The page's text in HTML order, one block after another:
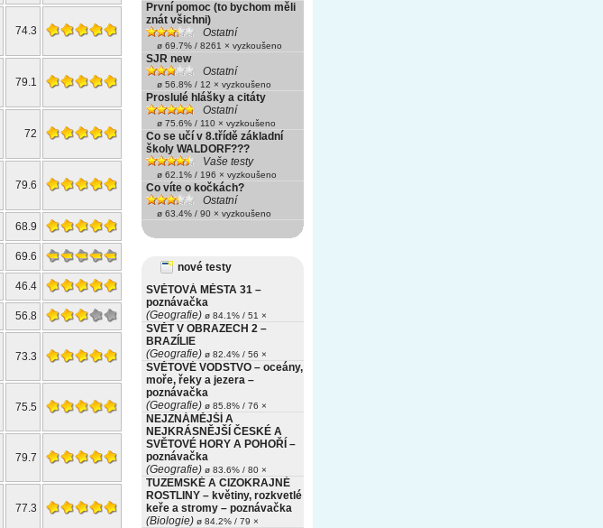
74.3
79.1
72
79.6
68.9
69.6
46.4
56.8
73.3
75.5
79.7
77.3
První pomoc (to bychom měli
znát všichni)
Ostatní
ø 69.7% / 8261 × vyzkoušeno
SJR new
Ostatní
ø 56.8% / 12 × vyzkoušeno
Proslulé hlášky a citáty
Ostatní
ø 75.6% / 110 × vyzkoušeno
Co se učí v 8.třídě základní
školy WALDORF???
Vaše testy
ø 62.1% / 196 × vyzkoušeno
Co víte o kočkách?
Ostatní
ø 63.4% / 90 × vyzkoušeno
nové testy
SVĚTOVÁ MĚSTA 31 –
poznávačka
(Geografie) ø 84.1% / 51 ×
SVĚT V OBRAZECH 2 –
BRAZÍLIE
(Geografie) ø 82.4% / 56 ×
SVĚTOVÉ VODSTVO – oceány,
moře, řeky a jezera –
poznávačka
(Geografie) ø 85.8% / 76 ×
NEJZNÁMĚJŠÍ A
NEJKRÁSNĚJŠÍ ČESKÉ A
SVĚTOVÉ HORY A POHOŘÍ –
poznávačka
(Geografie) ø 83.6% / 80 ×
TUZEMSKÉ A CIZOKRAJNÉ
ROSTLINY – květiny, rozkvetlé
keře a stromy – poznávačka
(Biologie) ø 84.2% / 79 ×